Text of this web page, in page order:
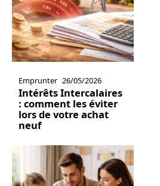
Emprunter 26/05/2026
Intérêts Intercalaires
: comment les éviter
lors de votre achat
neuf